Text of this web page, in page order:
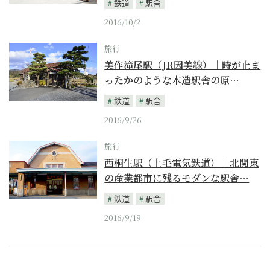
鉄道
駅舎
2016/10/2
旅行
美作滝尾駅（JR因美線）｜時が止ま
ったかのような木造駅舎の原…
鉄道
駅舎
2016/9/26
旅行
西桐生駅（上毛電気鉄道）｜北関東
の産業都市に残るモダンな駅舎…
鉄道
駅舎
2016/9/19